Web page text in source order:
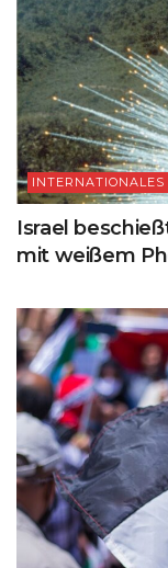
INTERNATIONALES
Israel
mit weißem